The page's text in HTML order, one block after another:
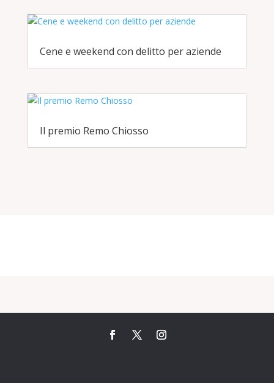
Cene e weekend con delitto per aziende
Il premio Remo Chiosso